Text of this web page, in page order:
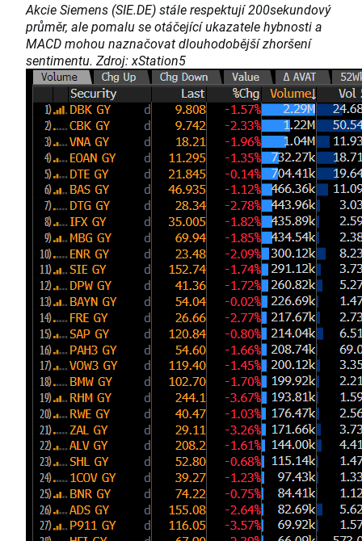
Akcie Siemens (SIE.DE) stále respektují 200sekundový
průměr, ale pomalu se otáčející ukazatele hybnosti a
MACD mohou naznačovat dlouhodobější zhoršení
sentimentu. Zdroj: xStation5